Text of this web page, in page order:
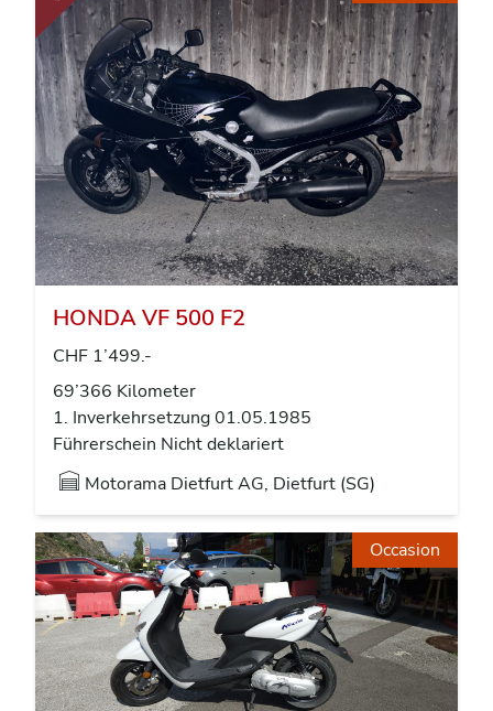
HONDA VF 500 F2
CHF 1’499.-
69’366 Kilometer
1. Inverkehrsetzung 01.05.1985
Führerschein Nicht deklariert
Motorama Dietfurt AG, Dietfurt (SG)
Occasion